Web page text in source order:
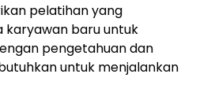
pelatihan yang
karyawan baru untuk
pengetahuan dan
untuk menjalankan